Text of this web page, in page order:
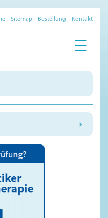
Sitemap Bestellung Kontakt
☰